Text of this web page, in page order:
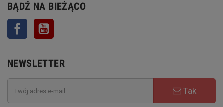
BĄDŹ NA BIEŻĄCO
Facebook
NEWSLETTER
Tak